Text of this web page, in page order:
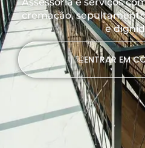
cremação,
e
ENTRAR EM